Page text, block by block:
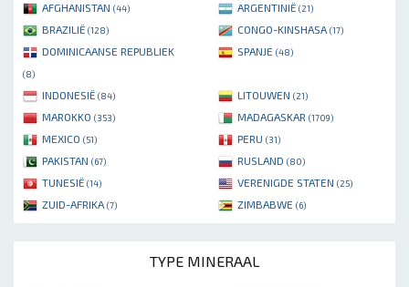
AFGHANISTAN (44) ARGENTINIË (21)
BRAZILIË (128) CONGO-KINSHASA (17)
DOMINICAANSE REPUBLIEK
(8)
SPANJE (48)
INDONESIË (84) LITOUWEN (21)
MAROKKO (353) MADAGASKAR (1709)
MEXICO (51) PERU (31)
PAKISTAN (67) RUSLAND (80)
TUNESIË (14) VERENIGDE STATEN (25)
ZUID-AFRIKA (7) ZIMBABWE (6)
TYPE MINERAAL